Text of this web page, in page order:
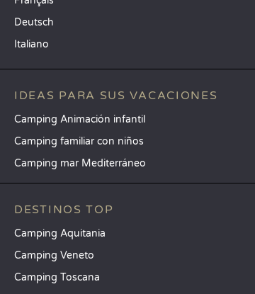
Deutsch
Italiano
IDEAS PARA SUS VACACIONES
Camping Animación infantil
Camping familiar con niños
Camping mar Mediterráneo
DESTINOS TOP
Camping Aquitania
Camping Veneto
Camping Toscana